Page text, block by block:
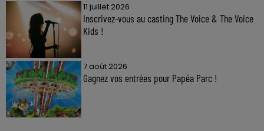
11 juillet 2026
Inscrivez-vous au casting The Voice & The Voice
Kids !
7 août 2026
Gagnez vos entrées pour Papéa Parc !